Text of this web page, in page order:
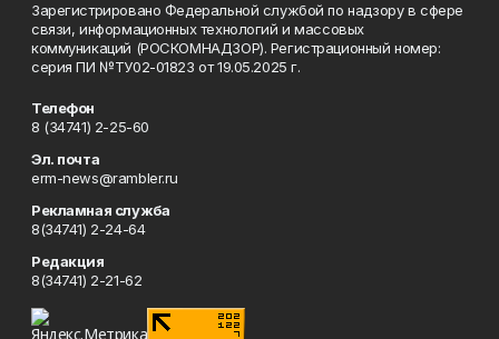
Зарегистрировано Федеральной службой по надзору в сфере
связи, информационных технологий и массовых
коммуникаций (РОСКОМНАДЗОР). Регистрационный номер:
серия ПИ №ТУ02-01823 от 19.05.2025 г.
Телефон
8 (34741) 2-25-60
Эл. почта
erm-news@rambler.ru
Рекламная служба
8(34741) 2-24-64
Редакция
8(34741) 2-21-62